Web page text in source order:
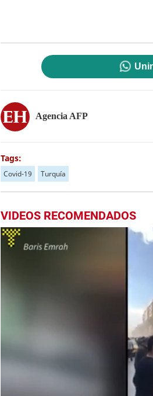
Agencia AFP
Tags:
Covid-19 Turquía
VIDEOS RECOMENDADOS